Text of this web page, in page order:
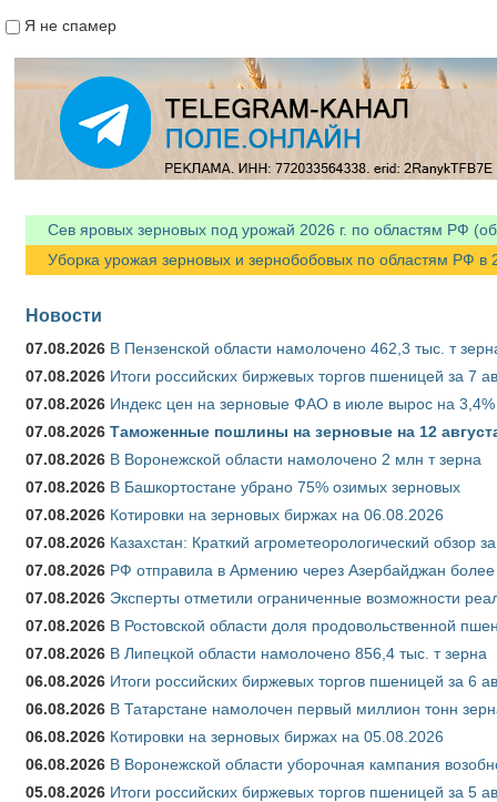
Я не спамер
Сев яровых зерновых под урожай 2026 г. по областям РФ
Уборка урожая зерновых и зернобобовых по областям РФ в
Новости
07.08.2026 В Пензенской области намолочено 462,3 тыс. т
07.08.2026 Итоги российских биржевых торгов пшеницей за 7
07.08.2026 Индекс цен на зерновые ФАО в июле вырос на 3,4%
07.08.2026 Таможенные пошлины на зерновые на 12
07.08.2026 В Воронежской области намолочено 2 млн т зерна
07.08.2026 В Башкортостане убрано 75% озимых зерновых
07.08.2026 Котировки на зерновых биржах на 06.08.2026
07.08.2026 Казахстан: Краткий агрометеорологический обзор
07.08.2026 РФ отправила в Армению через Азербайджан более
07.08.2026 Эксперты отметили ограниченные возможности
07.08.2026 В Ростовской области доля продовольственной
07.08.2026 В Липецкой области намолочено 856,4 тыс. т зерна
06.08.2026 Итоги российских биржевых торгов пшеницей за 6
06.08.2026 В Татарстане намолочен первый миллион тонн
06.08.2026 Котировки на зерновых биржах на 05.08.2026
06.08.2026 В Воронежской области уборочная кампания
05.08.2026 Итоги российских биржевых торгов пшеницей за 5